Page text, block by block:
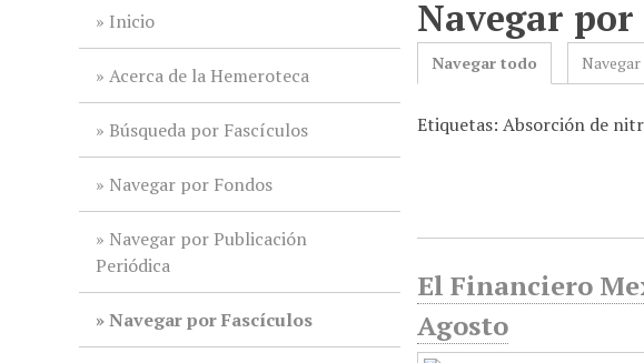
Inicio
Acerca de la Hemeroteca
Búsqueda por Fascículos
Navegar por Fondos
Navegar por Publicación
Periódica
Navegar por Fascículos
Navegar
Navegar todo
Etiquetas: Absorción de
El Financiero
Agosto